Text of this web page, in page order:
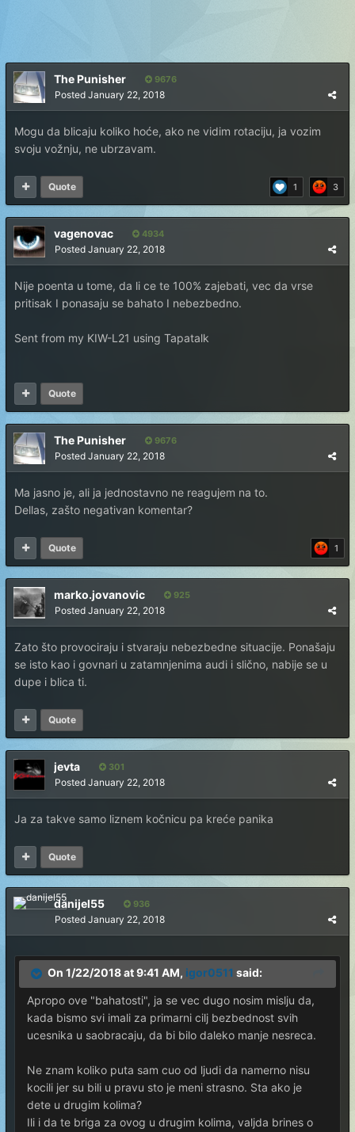
The Punisher 9676
Posted January 22, 2018
Mogu da blicaju koliko hoće, ako ne vidim rotaciju, ja vozim
svoju vožnju, ne ubrzavam.
1 3
Quote
vagenovac 4934
Posted January 22, 2018
Nije poenta u tome, da li ce te 100% zajebati, vec da vrse
pritisak I ponasaju se bahato I nebezbedno.
Sent from my KIW-L21 using Tapatalk
Quote
The Punisher 9676
Posted January 22, 2018
Ma jasno je, ali ja jednostavno ne reagujem na to.
Dellas, zašto negativan komentar?
1
Quote
marko.jovanovic 925
Posted January 22, 2018
Zato što provociraju i stvaraju nebezbedne situacije. Ponašaju
se isto kao i govnari u zatamnjenima audi i slično, nabije se u
dupe i blica ti.
Quote
jevta 301
Posted January 22, 2018
Ja za takve samo liznem kočnicu pa kreće panika
Quote
danijel55 936
Posted January 22, 2018
On 1/22/2018 at 9:41 AM, igor0511 said:
Apropo ove "bahatosti", ja se vec dugo nosim mislju da,
kada bismo svi imali za primarni cilj bezbednost svih
ucesnika u saobracaju, da bi bilo daleko manje nesreca.
Ne znam koliko puta sam cuo od ljudi da namerno nisu
kocili jer su bili u pravu sto je meni strasno. Sta ako je
dete u drugim kolima?
Ili i da te briga za ovog u drugim kolima, valjda brines o